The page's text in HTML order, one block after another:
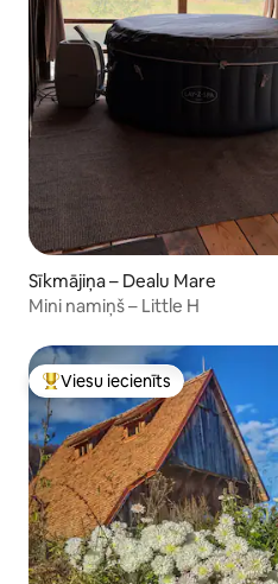
Sīkmājiņa – Dealu Mare
Mini namiņš – Little H
Populārs viesu iecienīts mājoklis
Viesu iecienīts